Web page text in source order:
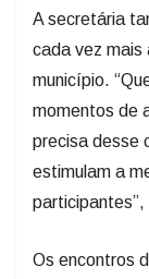
A secretária
cada vez mais
município.
momentos de
precisa desse
estimulam a
participantes”,
Os encontros